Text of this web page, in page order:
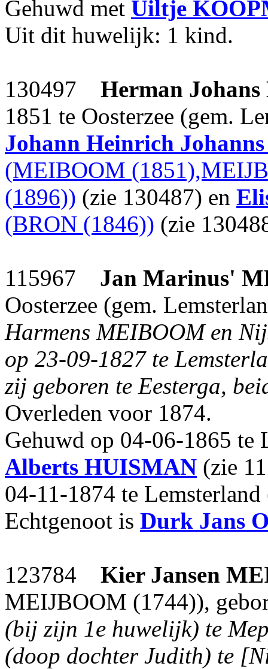
Gehuwd met Uiltje
Uit dit huwelijk: 1 kind.
130497 Herman Johans
1851 te Oosterzee (gem.
Johann Heinrich Johanns
(MEIBOOM
(1896)) (zie 130487) en
(BRON (1846)) (zie
115967 Jan Marinus'
Oosterzee (gem.
Harmens MEIBOOM en
op 23-09-1827 te
zij geboren te Eesterga,
Overleden voor 1874.
Gehuwd op 04-06-1865 te
Alberts HUISMAN (zie
04-11-1874 te
Echtgenoot is Durk Jans
123784 Kier Jansen
MEIJBOOM (1744)),
(bij zijn 1e huwelijk) te
(doop dochter Judith) te